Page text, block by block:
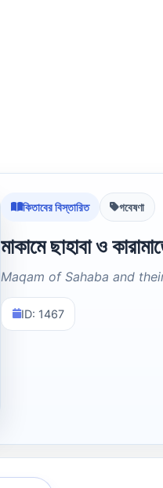
কিতাবের বিস্তারিত গবেষণা
মাকামে ছাহাবা ও
Maqam of Sahaba and
ID: 1467